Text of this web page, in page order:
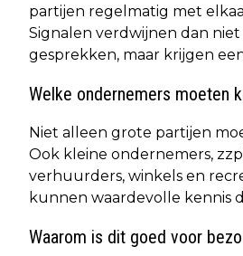
partijen regelmatig met
Signalen verdwijnen dan niet
gesprekken, maar krijgen
Welke ondernemers moeten
Niet alleen grote partijen
Ook kleine ondernemers,
verhuurders, winkels en
kunnen waardevolle kennis
Waarom is dit goed voor